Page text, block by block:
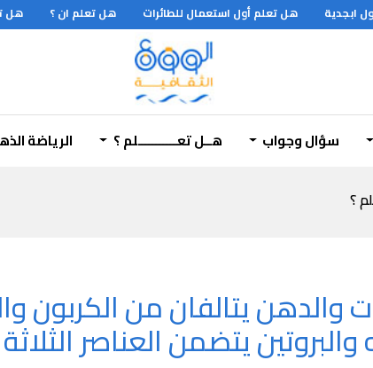
ابجدية هل تعلم أول استعمال للطائرات هل تعلم ان ؟
هل
سؤال وجواب هــل تعـــــــــــلم ؟ الرياضة
؟
والدهن يتالفان من الكربون
يتضمن العناصر الثلاثة